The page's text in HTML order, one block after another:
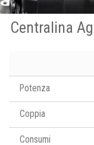
Centralina
Potenza
Coppia
Consumi